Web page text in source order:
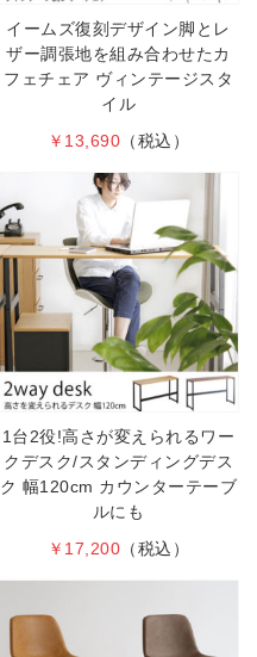
イームズ復刻デザイン脚とレ
ザー調張地を組み合わせたカ
フェチェア ヴィンテージスタ
イル
￥13,690 （税込）
1台2役!高さが変えられるワー
クデスク/スタンディングデス
ク 幅120cm カウンターテーブ
ルにも
￥17,200 （税込）